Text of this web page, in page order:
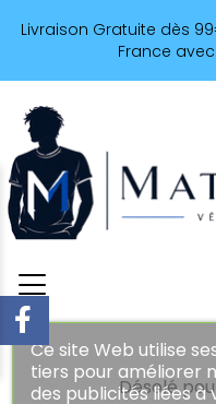
Livraison Gratuite dès
France
Ce site Web utilise
tiers pour améliorer
des publicités liées
Désolé